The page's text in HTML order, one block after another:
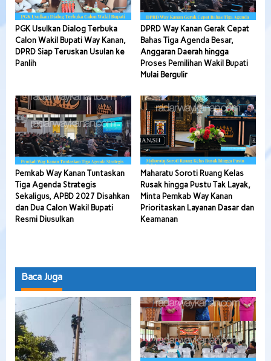
PGK Usulkan Dialog Terbuka
Calon Wakil Bupati Way Kanan,
DPRD Siap Teruskan Usulan ke
Panlih
DPRD Way Kanan Gerak Cepat
Bahas Tiga Agenda Besar,
Anggaran Daerah hingga
Proses Pemilihan Wakil Bupati
Mulai Bergulir
Pemkab Way Kanan Tuntaskan
Tiga Agenda Strategis
Sekaligus, APBD 2027 Disahkan
dan Dua Calon Wakil Bupati
Resmi Diusulkan
Maharatu Soroti Ruang Kelas
Rusak hingga Pustu Tak Layak,
Minta Pemkab Way Kanan
Prioritaskan Layanan Dasar dan
Keamanan
Baca Juga